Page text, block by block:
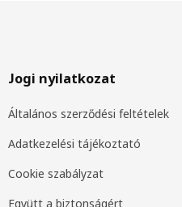
Jogi nyilatkozat
Általános szerződési feltételek
Adatkezelési tájékoztató
Cookie szabályzat
Együtt a biztonságért